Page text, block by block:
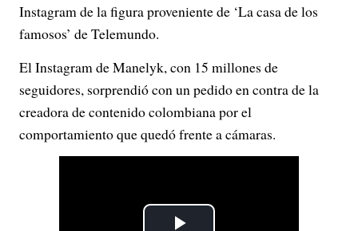
Instagram de la figura proveniente de ‘La casa de los
famosos’ de Telemundo.
El Instagram de Manelyk, con 15 millones de
seguidores, sorprendió con un pedido en contra de la
creadora de contenido colombiana por el
comportamiento que quedó frente a cámaras.